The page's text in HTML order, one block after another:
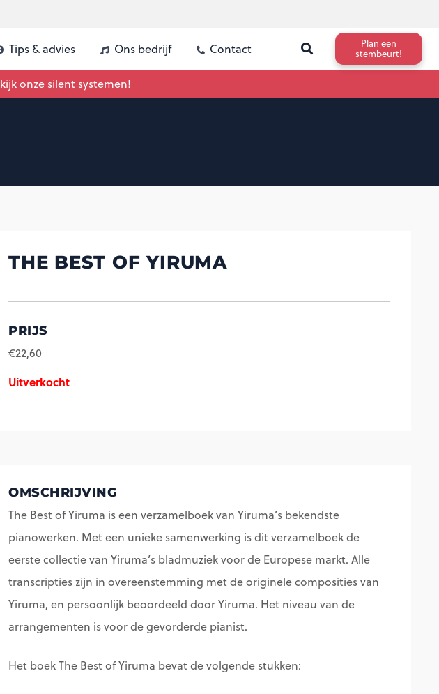
Tips & advies Ons bedrijf Contact
Plan een
stembeurt!
onze silent systemen!
THE BEST OF YIRUMA
PRIJS
€22,60
Uitverkocht
OMSCHRIJVING
The Best of Yiruma is een verzamelboek van Yiruma’s bekendste
pianowerken. Met een unieke samenwerking is dit verzamelboek de
eerste collectie van Yiruma’s bladmuziek voor de Europese markt. Alle
transcripties zijn in overeenstemming met de originele composities van
Yiruma, en persoonlijk beoordeeld door Yiruma. Het niveau van de
arrangementen is voor de gevorderde pianist.
Het boek The Best of Yiruma bevat de volgende stukken: